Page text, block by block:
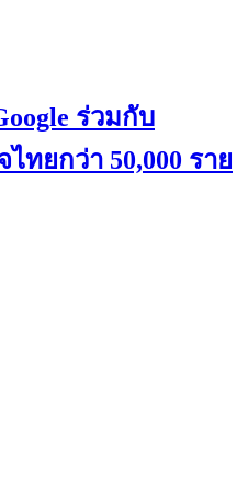
ร่วมกับ
ยกว่า 50,000 ราย